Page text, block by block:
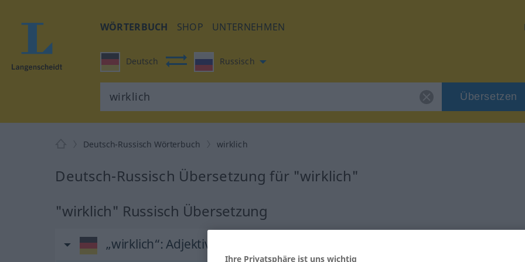
WÖRTERBUCH SHOP UNTERNEHMEN
Deutsch Russisch
Übersetzen
Deutsch-Russisch Wörterbuch wirklich
Deutsch-Russisch Übersetzung für "wirklich"
"wirklich" Russisch Übersetzung
„wirklich“: Adjektiv
Ihre Privatsphäre ist uns wichtig